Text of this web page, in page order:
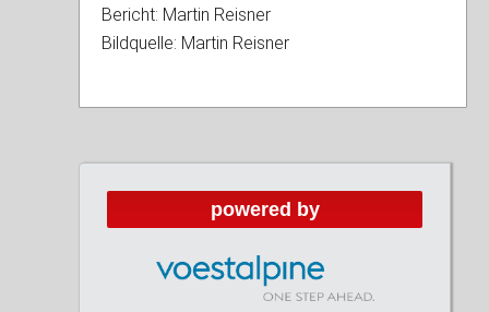
Bericht: Martin Reisner
Bildquelle: Martin Reisner
powered by